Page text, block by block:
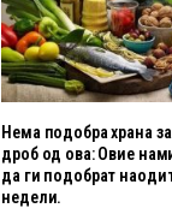
Нема подобра храна
дроб од ова: Овие
да ги подобрат
недели.